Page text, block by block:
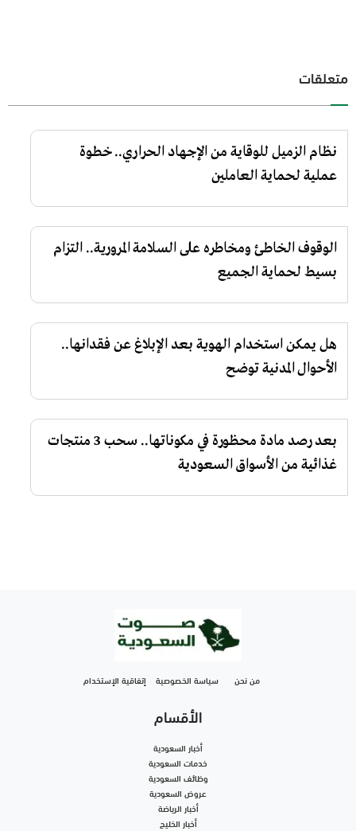
متعلقات
نظام الزميل للوقاية من الإجهاد الحراري.. خطوة
عملية لحماية العاملين
الوقوف الخاطئ ومخاطره على السلامة المرورية.. التزام
بسيط لحماية الجميع
هل يمكن استخدام الهوية بعد الإبلاغ عن فقدانها..
الأحوال المدنية توضح
بعد رصد مادة محظورة في مكوناتها.. سحب 3 منتجات
غذائية من الأسواق السعودية
من نحن سياسة الخصوصية إتفاقية الإستخدام
الأقسام
أخبار السعودية
خدمات السعودية
وظائف السعودية
عروض السعودية
أخبار الرياضة
أخبار الخليج